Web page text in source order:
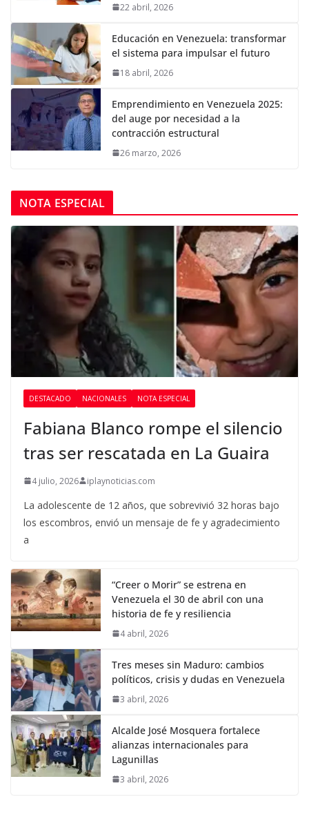
22 abril, 2026
Educación en Venezuela: transformar
el sistema para impulsar el futuro
18 abril, 2026
Emprendimiento en Venezuela 2025:
del auge por necesidad a la
contracción estructural
26 marzo, 2026
NOTA ESPECIAL
DESTACADO NACIONALES NOTA ESPECIAL
Fabiana Blanco rompe el silencio
tras ser rescatada en La Guaira
4 julio, 2026 iplaynoticias.com
La adolescente de 12 años, que sobrevivió 32 horas bajo
los escombros, envió un mensaje de fe y agradecimiento
a
“Creer o Morir” se estrena en
Venezuela el 30 de abril con una
historia de fe y resiliencia
4 abril, 2026
Tres meses sin Maduro: cambios
políticos, crisis y dudas en Venezuela
3 abril, 2026
Alcalde José Mosquera fortalece
alianzas internacionales para
Lagunillas
3 abril, 2026